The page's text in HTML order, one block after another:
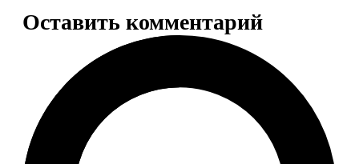
Оставить комментарий